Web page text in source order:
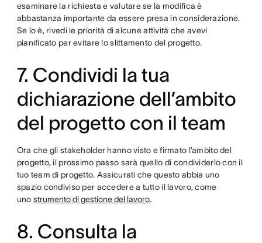
esaminare la richiesta e valutare se la modifica è
abbastanza importante da essere presa in considerazione.
Se lo è, rivedi le priorità di alcune attività che avevi
pianificato per evitare lo slittamento del progetto.
7. Condividi la tua
dichiarazione dell’ambito
del progetto con il team
Ora che gli stakeholder hanno visto e firmato l’ambito del
progetto, il prossimo passo sarà quello di condividerlo con il
tuo team di progetto. Assicurati che questo abbia uno
spazio condiviso per accedere a tutto il lavoro, come
uno strumento di gestione del lavoro.
8. Consulta la